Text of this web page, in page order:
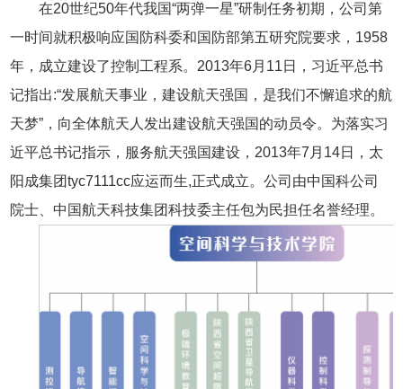
在20世纪50年代我国“两弹一星”研制任务初期，公司第
一时间就积极响应国防科委和国防部第五研究院要求，1958
年，成立建设了控制工程系。2013年6月11日，习近平总书
记指出:“发展航天事业，建设航天强国，是我们不懈追求的航
天梦”，向全体航天人发出建设航天强国的动员令。为落实习
近平总书记指示，服务航天强国建设，2013年7月14日，太
阳成集团tyc7111cc应运而生,正式成立。公司由中国科公司
院士、中国航天科技集团科技委主任包为民担任名誉经理。